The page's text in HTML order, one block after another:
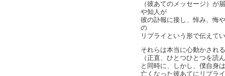
（彼あてのメッセージ）が
や知人が
彼の訃報に接し、悼み、悔
の
リプライという形で伝えて
それらは本当に心動かされ
（正直、ひとつひとつを読
と同時に、しかし、僕自身
亡くなった彼あてにリプラ